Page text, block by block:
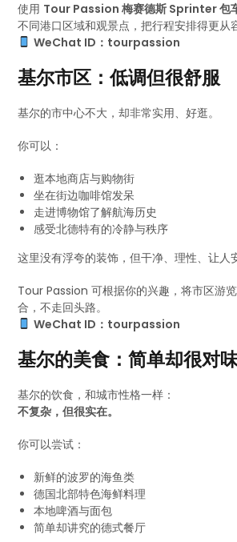
使用 Tour Passion 梅赛德斯 Sprinter 包
不同港口区域和观景点，把行程安排得更从
WeChat ID：tourpassion
基尔市区：低调但很舒服
基尔的市中心不大，却非常实用、好逛。
你可以：
逛本地商店与购物街
坐在街边咖啡馆发呆
走进博物馆了解航海历史
感受北德特有的冷静与秩序
这里没有浮夸的装饰，但干净、理性、让人
Tour Passion 可根据你的兴趣，将市区游
合，不走回头路。
WeChat ID：tourpassion
基尔的美食：简单却很对
基尔的饮食，和城市性格一样：
不复杂，但很实在。
你可以尝试：
新鲜的波罗的海鱼类
德国北部特色海鲜料理
本地啤酒与面包
简单却讲究的德式餐厅